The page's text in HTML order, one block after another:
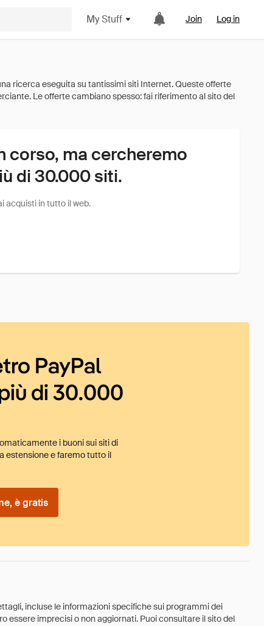
My Stuff Join Log in
corso, ma cercheremo
di 30.000 siti.
acquisti in tutto il web.
PayPal
di 30.000
i buoni sui siti di
estensione e faremo tutto il
è gratis
incluse le informazioni specifiche sui programmi dei
essere imprecisi o non aggiornati. Puoi consultare il sito del